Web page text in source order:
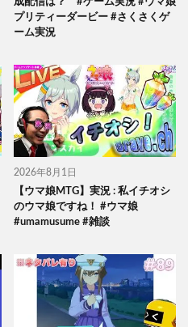
成配信は？ #ゲーム実況 #ウマ娘
プリティーダービー #さくさくゲ
ーム実況
2026年8月1日
【ウマ娘MTG】実況 : 私イチオシ
のウマ娘ですね！ #ウマ娘
#umamusume #雑談